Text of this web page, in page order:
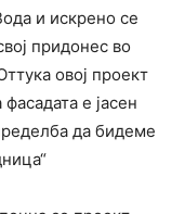
и искрено се
придонес во
овој проект
е јасен
да бидеме